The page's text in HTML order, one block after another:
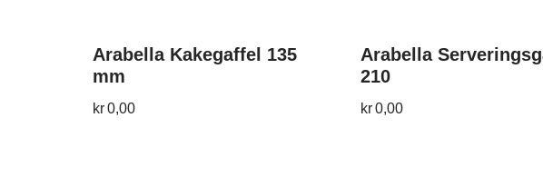
Arabella Kakegaffel 135
mm
kr0,00
Arabella
210
kr0,00